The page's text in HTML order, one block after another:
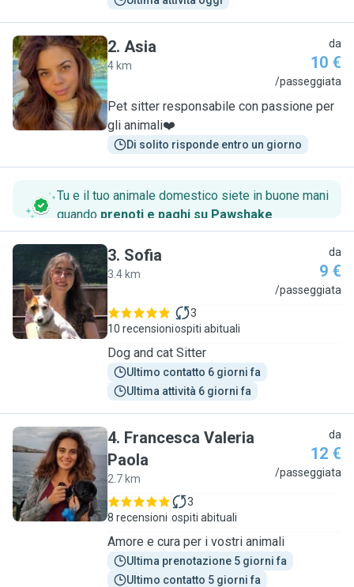
A
2. Asia
4 km
da
10 €
/passeggiata
Pet sitter responsabile con passione per
gli animali❤️
Di solito risponde entro un giorno
Tu e il tuo animale domestico siete in buone mani
quando prenoti e paghi su Pawshake.
S
3. Sofia
3.4 km
da
9 €
/passeggiata
10 recensioni
3
ospiti abituali
Dog and cat Sitter
Ultimo contatto 6 giorni fa
Ultima attività 6 giorni fa
F
4. Francesca Valeria
Paola
2.7 km
da
12 €
/passeggiata
8 recensioni
3
ospiti abituali
Amore e cura per i vostri animali
Ultima prenotazione 5 giorni fa
Ultimo contatto 5 giorni fa